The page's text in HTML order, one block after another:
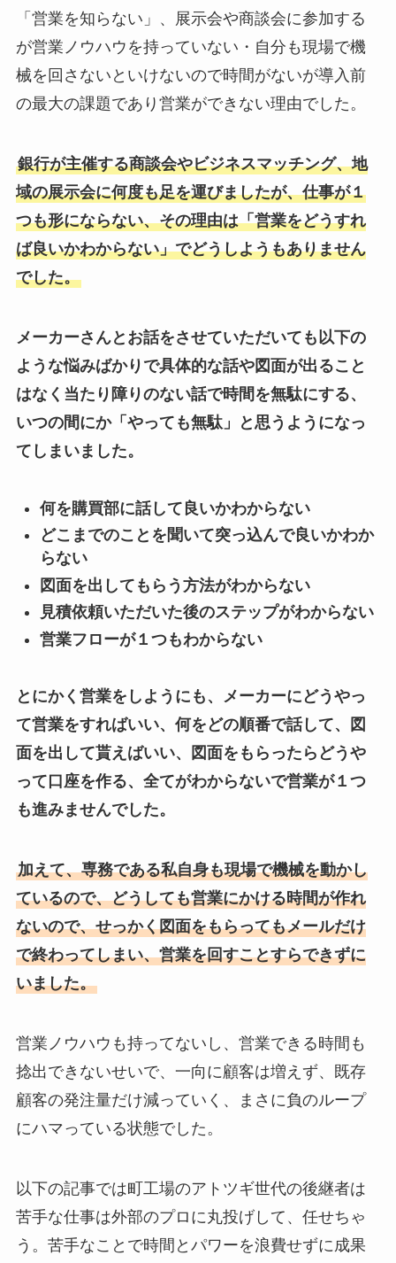
「営業を知らない」、展示会や商談会に参加する
が営業ノウハウを持っていない・自分も現場で機
械を回さないといけないので時間がないが導入前
の最大の課題であり営業ができない理由でした。
銀行が主催する商談会やビジネスマッチング、地
域の展示会に何度も足を運びましたが、仕事が１
つも形にならない、その理由は「営業をどうすれ
ば良いかわからない」でどうしようもありません
でした。
メーカーさんとお話をさせていただいても以下の
ような悩みばかりで具体的な話や図面が出ること
はなく当たり障りのない話で時間を無駄にする、
いつの間にか「やっても無駄」と思うようになっ
てしまいました。
何を購買部に話して良いかわからない
どこまでのことを聞いて突っ込んで良いかわか
らない
図面を出してもらう方法がわからない
見積依頼いただいた後のステップがわからない
営業フローが１つもわからない
とにかく営業をしようにも、メーカーにどうやっ
て営業をすればいい、何をどの順番で話して、図
面を出して貰えばいい、図面をもらったらどうや
って口座を作る、全てがわからないで営業が１つ
も進みませんでした。
加えて、専務である私自身も現場で機械を動かし
ているので、どうしても営業にかける時間が作れ
ないので、せっかく図面をもらってもメールだけ
で終わってしまい、営業を回すことすらできずに
いました。
営業ノウハウも持ってないし、営業できる時間も
捻出できないせいで、一向に顧客は増えず、既存
顧客の発注量だけ減っていく、まさに負のループ
にハマっている状態でした。
以下の記事では町工場のアトツギ世代の後継者は
苦手な仕事は外部のプロに丸投げして、任せちゃ
う。苦手なことで時間とパワーを浪費せずに成果